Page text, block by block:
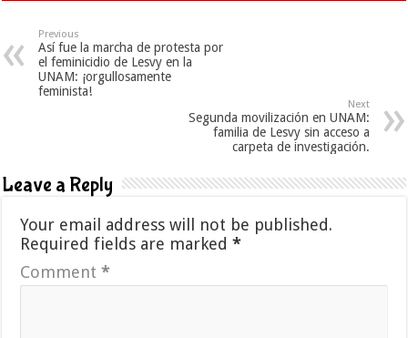
Previous
Así fue la marcha de protesta por
el feminicidio de Lesvy en la
UNAM: ¡orgullosamente
feminista!
Next
Segunda movilización en UNAM:
familia de Lesvy sin acceso a
carpeta de investigación.
Leave a Reply
Your email address will not be published.
Required fields are marked*
Comment*